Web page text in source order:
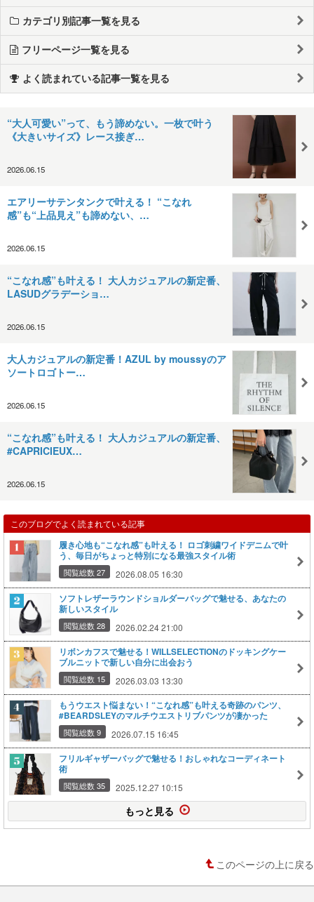
カテゴリ別記事一覧を見る
フリーページ一覧を見る
よく読まれている記事一覧を見る
“大人可愛い”って、もう諦めない。一枚で叶う
《大きいサイズ》レース接ぎ…
2026.06.15
エアリーサテンタンクで叶える！ “こなれ
感”も“上品見え”も諦めない、…
2026.06.15
“こなれ感”も叶える！ 大人カジュアルの新定番、
LASUDグラデーショ…
2026.06.15
大人カジュアルの新定番！AZUL by moussyのア
ソートロゴトー…
2026.06.15
“こなれ感”も叶える！ 大人カジュアルの新定番、
#CAPRICIEUX…
2026.06.15
このブログでよく読まれている記事
履き心地も“こなれ感”も叶える！ ロゴ刺繍ワイドデニムで叶
う、毎日がちょっと特別になる最強スタイル術
閲覧総数 27 2026.08.05 16:30
ソフトレザーラウンドショルダーバッグで魅せる、あなたの
新しいスタイル
閲覧総数 28 2026.02.24 21:00
リボンカフスで魅せる！WILLSELECTIONのドッキングケー
ブルニットで新しい自分に出会おう
閲覧総数 15 2026.03.03 13:30
もうウエスト悩まない！“こなれ感”も叶える奇跡のパンツ、
#BEARDSLEYのマルチウエストリブパンツが凄かった
閲覧総数 9 2026.07.15 16:45
フリルギャザーバッグで魅せる！おしゃれなコーディネート
術
閲覧総数 35 2025.12.27 10:15
もっと見る
このページの上に戻る